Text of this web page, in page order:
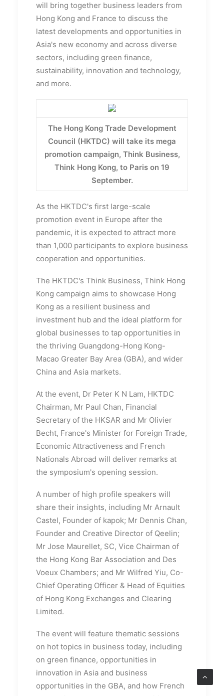
will bring together business leaders from
Hong Kong and France to discuss the
latest developments and opportunities in
Asia's new economy and across diverse
sectors, including green finance,
sustainability, innovation and technology,
and more.
The Hong Kong Trade Development
Council (HKTDC) will take its mega
promotion campaign, Think Business,
Think Hong Kong, to Paris on 19
September.
As the HKTDC's first large-scale
promotion event in Europe after the
pandemic, it is expected to attract more
than 1,000 participants to explore business
cooperation and opportunities.
The HKTDC's Think Business, Think Hong
Kong campaign aims to showcase Hong
Kong as a resilient business and
investment hub and the ideal platform for
global businesses to tap opportunities in
the thriving Guangdong-Hong Kong-
Macao Greater Bay Area (GBA), and wider
China and Asia markets.
At the event, Dr Peter K N Lam, HKTDC
Chairman, Mr Paul Chan, Financial
Secretary of the HKSAR and Mr Olivier
Becht, France's Minister for Foreign Trade,
Economic Attractiveness and French
Nationals Abroad will deliver remarks at
the symposium's opening session.
A number of high profile speakers will
share their insights, including Mr Arnault
Castel, Founder of kapok; Mr Dennis Chan,
Founder and Creative Director of Qeelin;
Mr Jose Maurellet, SC, Vice Chairman of
the Hong Kong Bar Association and Des
Voeux Chambers; and Mr Wilfred Yiu, Co-
Chief Operating Officer & Head of Equities
of Hong Kong Exchanges and Clearing
Limited.
The event will feature thematic sessions
on hot topics in business today, including
on green finance, opportunities in
innovation in Asia and business
opportunities in the GBA, and how French